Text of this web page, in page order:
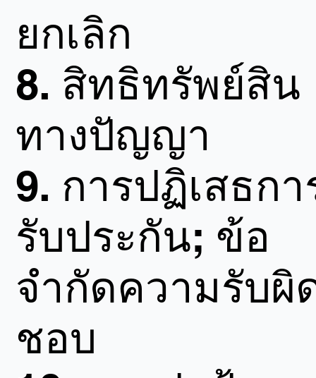
ยกเลิก
8. สิทธิทรัพย์สิน
ทางปัญญา
9. การปฏิเสธกา
รับประกัน; ข้อ
จำกัดความรับผิ
ชอบ